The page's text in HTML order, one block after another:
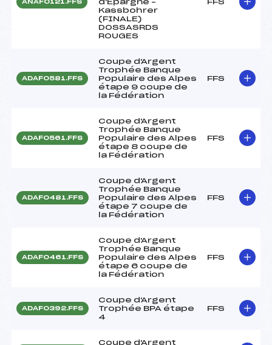
ANAF0121.FFS
d'Epargne –
Kassbohrer
(FINALE)
DOSSASRDS
ROUGES
FFS
ADAF0581.FFS
Coupe d'Argent
Trophée Banque
Populaire des Alpes
étape 9 coupe de
la Fédération
FFS
ADAF0561.FFS
Coupe d'Argent
Trophée Banque
Populaire des Alpes
étape 8 coupe de
la Fédération
FFS
ADAF0481.FFS
Coupe d'Argent
Trophée Banque
Populaire des Alpes
étape 7 coupe de
la Fédération
FFS
ADAF0461.FFS
Coupe d'Argent
Trophée Banque
Populaire des Alpes
étape 6 coupe de
la Fédération
FFS
ADAF0392.FFS
Coupe d'Argent
Trophée BPA étape
4
FFS
Coupe d'Argent